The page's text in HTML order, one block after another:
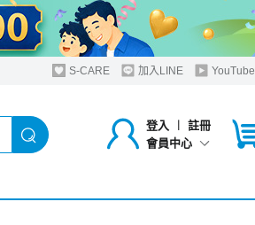
S-CARE 加入LINE YouTube
登入 ︱
註冊
會員中心